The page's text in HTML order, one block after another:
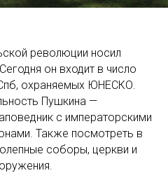
революции носил
он входит в число
охраняемых ЮНЕСКО.
Пушкина —
с императорскими
Также посмотреть в
соборы, церкви и